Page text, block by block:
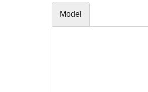
Model